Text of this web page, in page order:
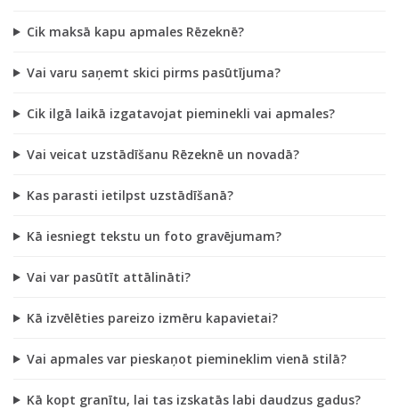
Cik maksā kapu apmales Rēzeknē?
Vai varu saņemt skici pirms pasūtījuma?
Cik ilgā laikā izgatavojat pieminekli vai apmales?
Vai veicat uzstādīšanu Rēzeknē un novadā?
Kas parasti ietilpst uzstādīšanā?
Kā iesniegt tekstu un foto gravējumam?
Vai var pasūtīt attālināti?
Kā izvēlēties pareizo izmēru kapavietai?
Vai apmales var pieskaņot piemineklim vienā stilā?
Kā kopt granītu, lai tas izskatās labi daudzus gadus?